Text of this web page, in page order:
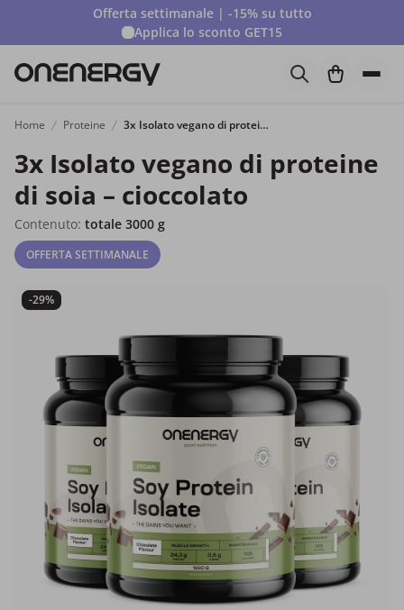
Offerta settimanale | -15% su tutto
Applica lo sconto GET15
Home Proteine 3x Isolato vegano di proteine di soia – cioccolato
3x Isolato vegano di proteine
di soia – cioccolato
Contenuto: totale 3000 g
OFFERTA SETTIMANALE
-29%